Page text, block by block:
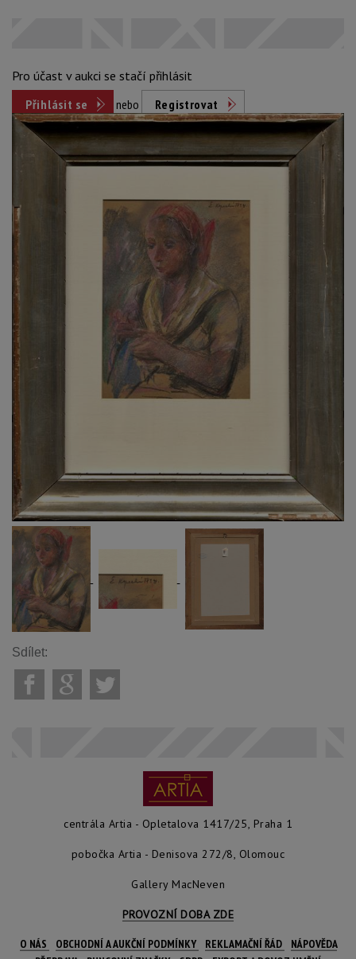
Pro účast v aukci se stačí přihlásit
Přihlásit se
nebo Registrovat
Sdílet:
centrála Artia - Opletalova 1417/25, Praha 1
pobočka Artia - Denisova 272/8, Olomouc
Gallery MacNeven
PROVOZNÍ DOBA ZDE
O NÁS OBCHODNÍ A AUKČNÍ PODMÍNKY REKLAMAČNÍ ŘÁD
NÁPOVĚDA